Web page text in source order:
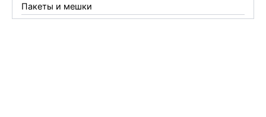
Пакеты и мешки
Перчатки